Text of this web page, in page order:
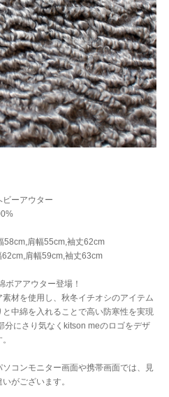
ビーアウター
58cm,肩幅55cm,袖丈62cm
肩幅59cm,袖丈63cm
ボアアウター登場！
素材を使用し、秋冬イチオシのアイテム
中綿を入れることで高い防寒性を実現
分にさり気なくkitson meのロゴをデザ
コンモニター画面や携帯画面では、見
がございます。